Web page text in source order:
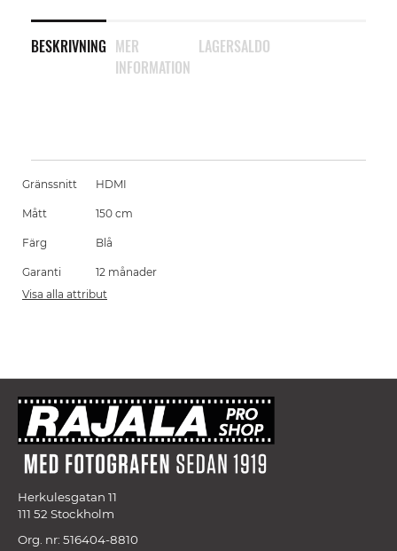
BESKRIVNING MER
INFORMATION
LAGERSALDO
Gränssnitt HDMI
Mått 150 cm
Färg Blå
Garanti
12 månader
Visa alla attribut
Herkulesgatan 11
111 52 Stockholm
Org. nr: 516404-8810